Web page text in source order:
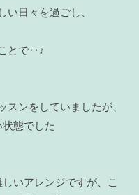
い日々を過ごし、
とで‥♪
スンをしていましたが、
態でした
いアレンジですが、こ